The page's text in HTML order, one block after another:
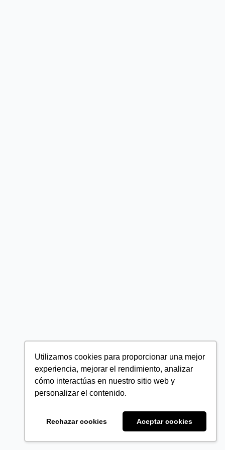
Utilizamos cookies para proporcionar una mejor
experiencia, mejorar el rendimiento, analizar
cómo interactúas en nuestro sitio web y
personalizar el contenido.
Rechazar cookies Aceptar cookies